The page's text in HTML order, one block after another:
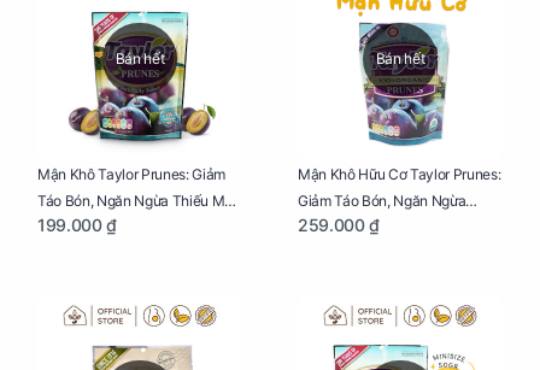
Bán hết
Mận Khô Taylor Prunes: Giảm
Táo Bón, Ngăn Ngừa Thiếu Máu
Cho Mẹ Bầu Túi 250g
199.000 ₫
Bán hết
Mận Khô Hữu Cơ Taylor Prunes:
Giảm Táo Bón, Ngăn Ngừa
Thiếu Máu Cho Mẹ Bầu Túi
259.000 ₫